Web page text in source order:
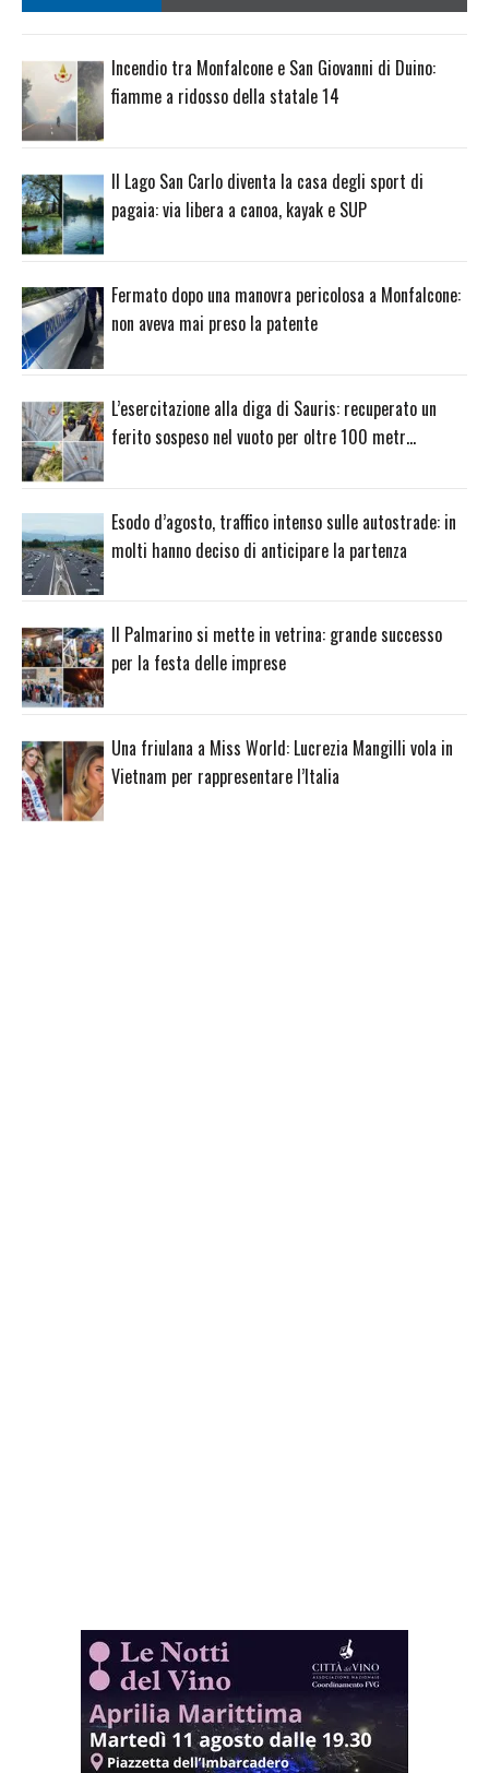
Incendio tra Monfalcone e San Giovanni di Duino:
fiamme a ridosso della statale 14
Il Lago San Carlo diventa la casa degli sport di
pagaia: via libera a canoa, kayak e SUP
Fermato dopo una manovra pericolosa a Monfalcone:
non aveva mai preso la patente
L’esercitazione alla diga di Sauris: recuperato un
ferito sospeso nel vuoto per oltre 100 metr…
Esodo d’agosto, traffico intenso sulle autostrade: in
molti hanno deciso di anticipare la partenza
Il Palmarino si mette in vetrina: grande successo
per la festa delle imprese
Una friulana a Miss World: Lucrezia Mangilli vola in
Vietnam per rappresentare l’Italia